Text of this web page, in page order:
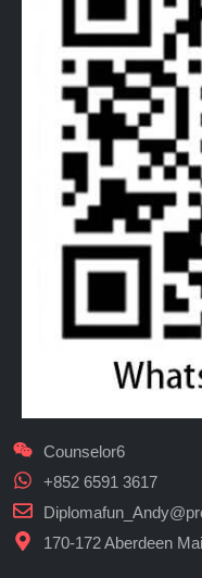
Counselor6
+852 6591 3617
170-172 Aberdeen